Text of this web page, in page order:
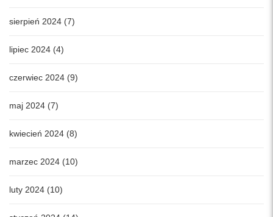
sierpień 2024 (7)
lipiec 2024 (4)
czerwiec 2024 (9)
maj 2024 (7)
kwiecień 2024 (8)
marzec 2024 (10)
luty 2024 (10)